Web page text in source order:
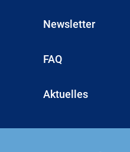
Newsletter
FAQ
Aktuelles